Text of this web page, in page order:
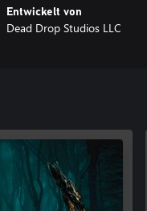
Ihr Inventar zu vergrößern.
Entwickelt von
Dead Drop Studios LLC